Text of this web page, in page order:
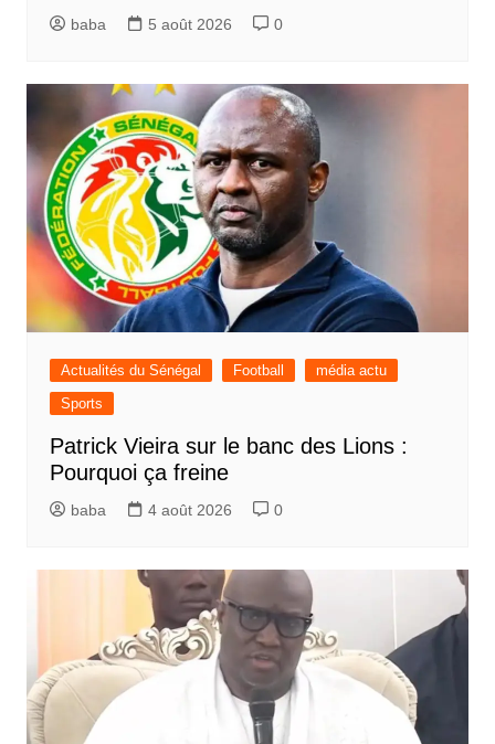
baba 5 août 2026 0
Actualités du Sénégal Football
média actu
Sports
Patrick Vieira sur le banc des Lions :
Pourquoi ça freine
baba 4 août 2026 0